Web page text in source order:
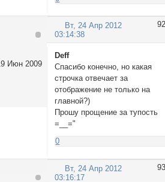
92
Вт, 24 Апр 2012
03:14:38
Июн 2009
Deff
Спасибо конечно, но какая
строчка отвечает за
отображение не только на
главной?)
Прошу прощение за тупость
=__="
0
93
Вт, 24 Апр 2012
03:16:17